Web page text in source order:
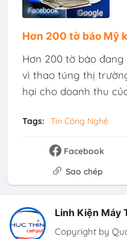
Hơn 200 tờ báo Mỹ
Hơn 200 tờ báo
vì thao túng thị
hại cho doanh thu
Tags: Tin Công Nghệ
Facebook
Sao chép
Linh Kiện Máy
Copyright by